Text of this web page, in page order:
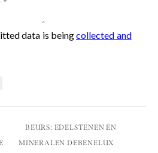
data is beingcollected and
BEURS: EDELSTENEN EN
MINERALEN DEBENELUX